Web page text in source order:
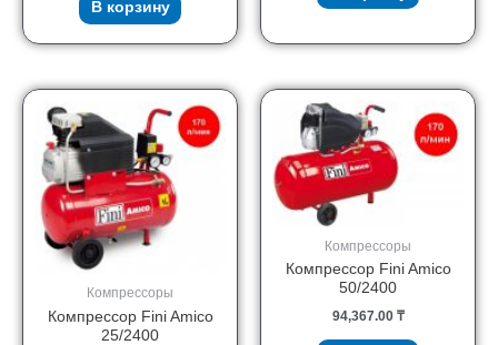
В корзину
Компрессоры
Компрессор Fini Amico
25/2400
Компрессоры
Компрессор Fini Amico
50/2400
94,367.00 ₸